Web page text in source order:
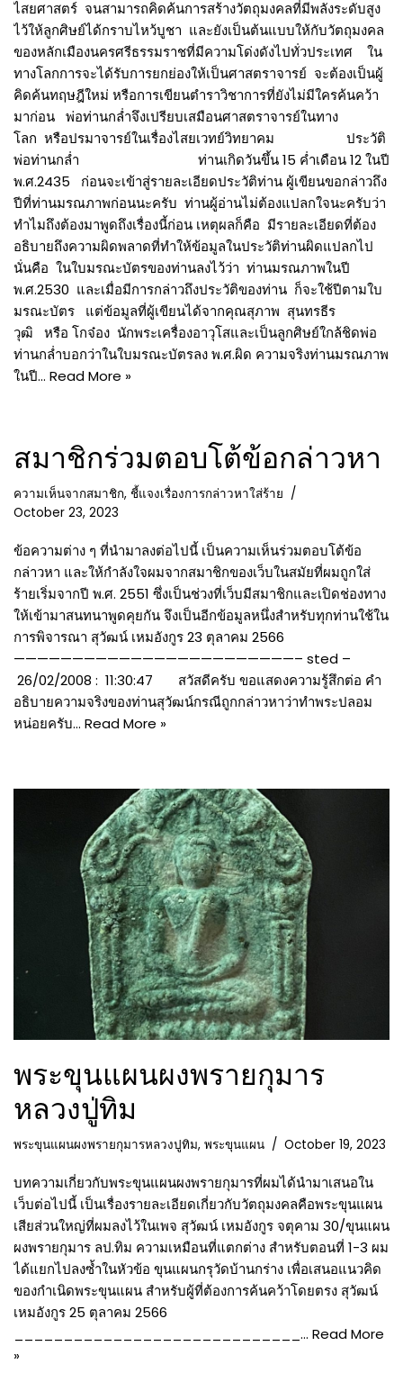
ไสยศาสตร์ จนสามารถคิดค้นการสร้างวัตถุมงคลที่มีพลังระดับสูง
ไว้ให้ลูกศิษย์ได้กราบไหว้บูชา และยังเป็นต้นแบบให้กับวัตถุมงคล
ของหลักเมืองนครศรีธรรมราชที่มีความโด่งดังไปทั่วประเทศ ใน
ทางโลกการจะได้รับการยกย่องให้เป็นศาสตราจารย์ จะต้องเป็นผู้
คิดค้นทฤษฎีใหม่ หรือการเขียนตำราวิชาการที่ยังไม่มีใครค้นคว้า
มาก่อน พ่อท่านกล่ำจึงเปรียบเสมือนศาสตราจารย์ในทาง
โลก หรือปรมาจารย์ในเรื่องไสยเวทย์วิทยาคม ประวัติ
พ่อท่านกล่ำ ท่านเกิดวันขึ้น 15 ค่ำเดือน 12 ในปี
พ.ศ.2435 ก่อนจะเข้าสู่รายละเอียดประวัติท่าน ผู้เขียนขอกล่าวถึง
ปีที่ท่านมรณภาพก่อนนะครับ ท่านผู้อ่านไม่ต้องแปลกใจนะครับว่า
ทำไมถึงต้องมาพูดถึงเรื่องนี้ก่อน เหตุผลก็คือ มีรายละเอียดที่ต้อง
อธิบายถึงความผิดพลาดที่ทำให้ข้อมูลในประวัติท่านผิดแปลกไป
นั่นคือ ในใบมรณะบัตรของท่านลงไว้ว่า ท่านมรณภาพในปี
พ.ศ.2530 และเมื่อมีการกล่าวถึงประวัติของท่าน ก็จะใช้ปีตามใบ
มรณะบัตร แต่ข้อมูลที่ผู้เขียนได้จากคุณสุภาพ สุนทรธีร
วุฒิ หรือ โกจ๋อง นักพระเครื่องอาวุโสและเป็นลูกศิษย์ใกล้ชิดพ่อ
ท่านกล่ำบอกว่าในใบมรณะบัตรลง พ.ศ.ผิด ความจริงท่านมรณภาพ
ในปี… Read More »
สมาชิกร่วมตอบโต้ข้อกล่าวหา
ความเห็นจากสมาชิก, ชี้แจงเรื่องการกล่าวหาใส่ร้าย
October 23, 2023
ข้อความต่าง ๆ ที่นำมาลงต่อไปนี้ เป็นความเห็นร่วมตอบโต้ข้อ
กล่าวหา และให้กำลังใจผมจากสมาชิกของเว็บในสมัยที่ผมถูกใส่
ร้ายเริ่มจากปี พ.ศ. 2551 ซึ่งเป็นช่วงที่เว็บมีสมาชิกและเปิดช่องทาง
ให้เข้ามาสนทนาพูดคุยกัน จึงเป็นอีกข้อมูลหนึ่งสำหรับทุกท่านใช้ใน
การพิจารณา สุวัฒน์ เหมอังกูร 23 ตุลาคม 2566
————————————————————————– sted –
26/02/2008 : 11:30:47 สวัสดีครับ ขอแสดงความรู้สึกต่อ คำ
อธิบายความจริงของท่านสุวัฒน์กรณีถูกกล่าวหาว่าทำพระปลอม
หน่อยครับ… Read More »
พระขุนแผนผงพรายกุมาร
หลวงปู่ทิม
พระขุนแผนผงพรายกุมารหลวงปูทิม, พระขุนแผน October 19, 2023
บทความเกี่ยวกับพระขุนแผนผงพรายกุมารที่ผมได้นำมาเสนอใน
เว็บต่อไปนี้ เป็นเรื่องรายละเอียดเกี่ยวกับวัตถุมงคลคือพระขุนแผน
เสียส่วนใหญ่ที่ผมลงไว้ในเพจ สุวัฒน์ เหมอังกูร จตุคาม 30/ขุนแผน
ผงพรายกุมาร ลป.ทิม ความเหมือนที่แตกต่าง สำหรับตอนที่ 1-3 ผม
ได้แยกไปลงซ้ำในหัวข้อ ขุนแผนกรุวัดบ้านกร่าง เพื่อเสนอแนวคิด
ของกำเนิดพระขุนแผน สำหรับผู้ที่ต้องการค้นคว้าโดยตรง สุวัฒน์
เหมอังกูร 25 ตุลาคม 2566
_____________________________… Read More
»